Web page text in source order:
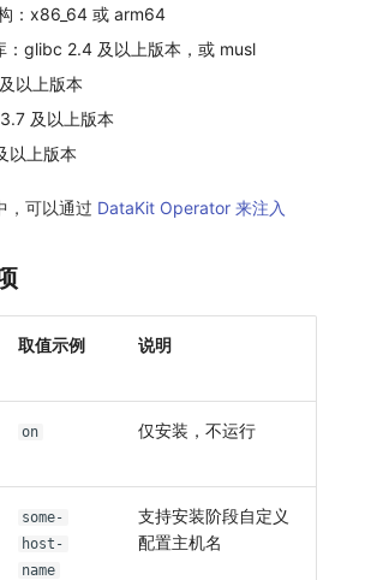
：x86_64 或 arm64
：glibc 2.4 及以上版本，或 musl
以上版本
及以上版本
以上版本
，可以通过 DataKit Operator 来注入
取值示例 说明
on 仅安装，不运行
some-
host-
name
支持安装阶段自定义
配置主机名